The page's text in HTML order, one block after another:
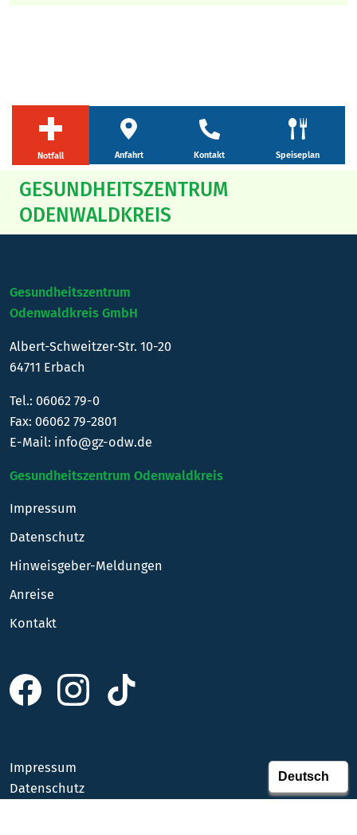
Notfall Anfahrt Kontakt Speiseplan
GESUNDHEITSZENTRUM
ODENWALDKREIS
Gesundheitszentrum
Odenwaldkreis GmbH
Albert-Schweitzer-Str. 10-20
64711 Erbach
Tel.: 06062 79-0
Fax: 06062 79-2801
E-Mail: info@gz-odw.de
Gesundheitszentrum Odenwaldkreis
Impressum
Datenschutz
Hinweisgeber-Meldungen
Anreise
Kontakt
Impressum
Datenschutz